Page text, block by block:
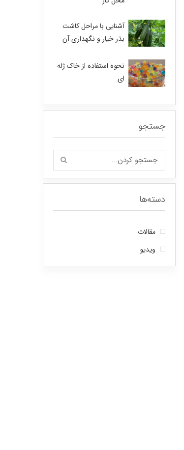
آشنایی با مراحل کاشت
بذر خیار و نگهداری آن
نحوه استفاده از خاک ژله
ای
جستجو
دسته‌ها
مقالات
ویدیو